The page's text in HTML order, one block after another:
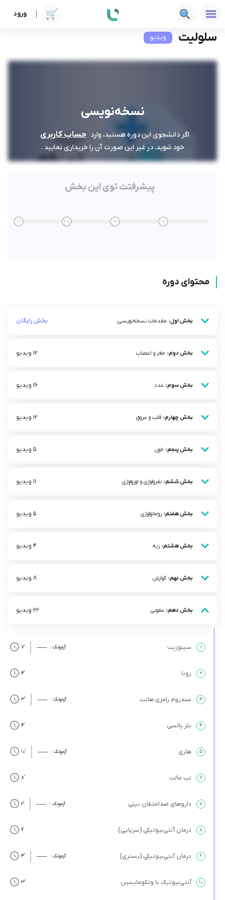
ورود دوره ها علوم پزشکی سلولیت
سلولیت ویدیو
نسخه‌نویسی
اگر دانشجوی این دوره هستید، وارد حساب کاربری
خود شوید، در غیر این صورت آن را خریداری نمایید .
پیشرفتت توی این بخش
18
19
20
21
محتوای دوره
بخش اول: مقدمات نسخه‌نویسی بخش رایگان
بخش دوم: مغز و اعصاب 12 ویدیو
بخش سوم: غدد 16 ویدیو
بخش چهارم: قلب و عروق 12 ویدیو
بخش پنجم: خون 5 ویدیو
بخش ششم: نفرولوژی و اورولوژی 11 ویدیو
بخش هفتم: روماتولوژی 5 ویدیو
بخش هشتم: ریه 4 ویدیو
بخش نهم: گوارش 8 ویدیو
بخش دهم: عفونی 22 ویدیو
۱ سینوزیت آزمونک : ’7
۲ زونا ’4
۳ سندروم رامزی هانت آزمونک : ’3
۴ بلز پالسی ’4
۵ هاری آزمونک : ’10
۶ تب مالت ’8
۷ داروهای ضداحتقان بینی آزمونک : ’2
۸ درمان آنتی‌بیوتیکی (سرپایی) ’9
۹ درمان آنتی‌بیوتیکی (بستری) آزمونک : ’4
۱۰ آنتی‌بیوتیک با ونکومایسین ’3